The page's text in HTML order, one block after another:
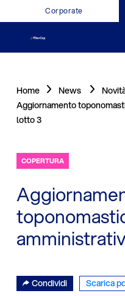
Corporate
Home News
Aggiornamento
lotto 3
COPERTURA
Condividi Scarica